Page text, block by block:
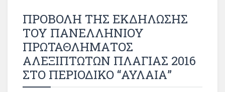
ΠΡΟΒΟΛΗ ΤΗΣ ΕΚΔΗΛΩΣΗΣ
ΤΟΥ ΠΑΝΕΛΛΗΝΙΟΥ
ΠΡΩΤΑΘΛΗΜΑΤΟΣ
ΑΛΕΞΙΠΤΩΤΩΝ ΠΛΑΓΙΑΣ 2016
ΣΤΟ ΠΕΡΙΟΔIΚΟ “ΑΥΛΑΙΑ”